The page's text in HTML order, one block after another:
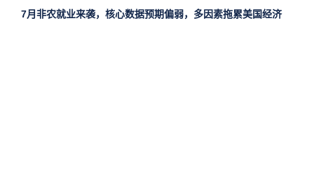
7月非农就业来袭，核心数据预期偏弱，多因素拖累美国经济